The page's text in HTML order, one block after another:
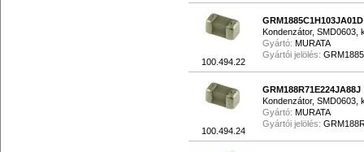
100.494.22
GRM1885C1H103JA01D
Kondenzátor, SMD0603,
Gyártó: MURATA
Gyártói jelölés:
100.494.24
GRM188R71E224JA88J
Kondenzátor, SMD0603,
Gyártó: MURATA
Gyártói jelölés: